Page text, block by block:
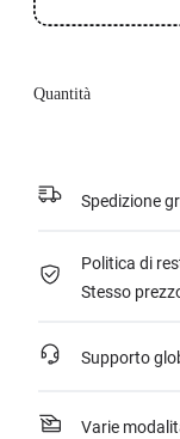
Quantità
Spedizione
Politica di
Stesso
Supporto
Varie